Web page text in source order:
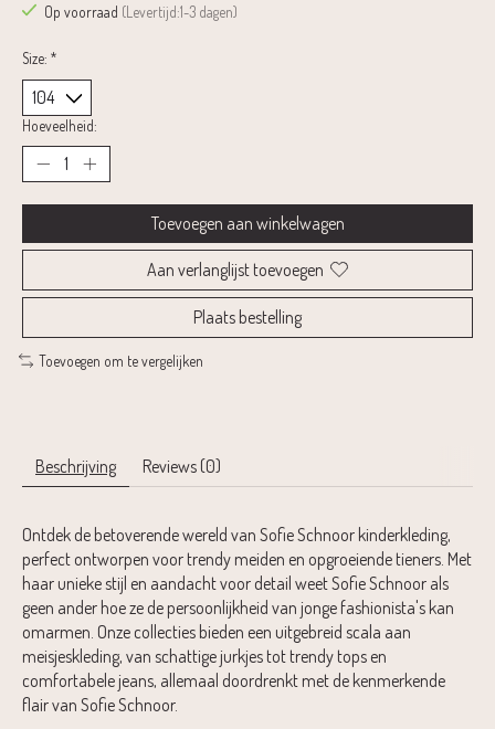
Op voorraad (Levertijd:1-3 dagen)
Size: *
Hoeveelheid:
Toevoegen aan winkelwagen
Aan verlanglijst toevoegen
Plaats bestelling
Toevoegen om te vergelijken
Beschrijving Reviews (0)
Ontdek de betoverende wereld van Sofie Schnoor kinderkleding,
perfect ontworpen voor trendy meiden en opgroeiende tieners. Met
haar unieke stijl en aandacht voor detail weet Sofie Schnoor als
geen ander hoe ze de persoonlijkheid van jonge fashionista's kan
omarmen. Onze collecties bieden een uitgebreid scala aan
meisjeskleding, van schattige jurkjes tot trendy tops en
comfortabele jeans, allemaal doordrenkt met de kenmerkende
flair van Sofie Schnoor.